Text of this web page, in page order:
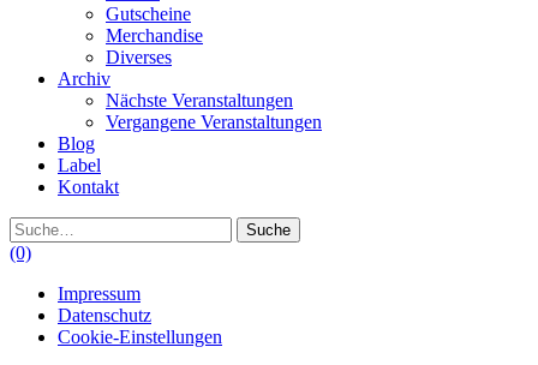
Gutscheine
Merchandise
Diverses
Archiv
Nächste Veranstaltungen
Vergangene Veranstaltungen
Blog
Label
Kontakt
Suche
(0)
Impressum
Datenschutz
Cookie-Einstellungen